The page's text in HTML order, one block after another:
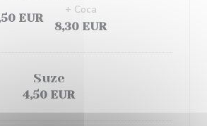
EUR
8,30 EUR
+ Coca
Suze
4,50 EUR